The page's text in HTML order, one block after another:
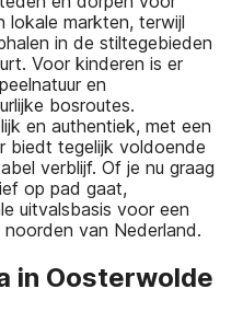
lokale markten, terwijl
in de stiltegebieden
Voor kinderen is er
en
bosroutes.
en authentiek, met een
biedt tegelijk voldoende
verblijf. Of je nu graag
op pad gaat,
uitvalsbasis voor een
van Nederland.
in Oosterwolde